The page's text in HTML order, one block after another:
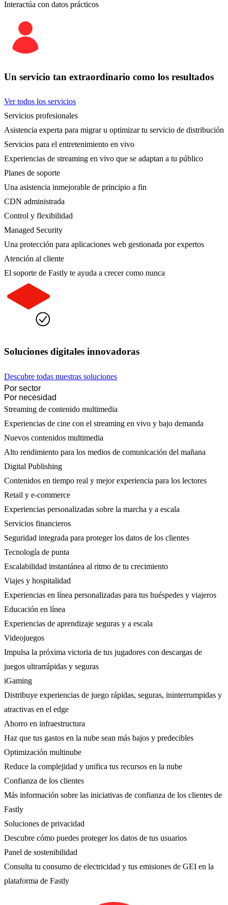
Interactúa con datos prácticos
Un servicio tan extraordinario como los resultados
Ver todos los servicios
Servicios profesionales
Asistencia experta para migrar u optimizar tu servicio de distribución
Servicios para el entretenimiento en vivo
Experiencias de streaming en vivo que se adaptan a tu público
Planes de soporte
Una asistencia inmejorable de principio a fin
CDN administrada
Control y flexibilidad
Managed Security
Una protección para aplicaciones web gestionada por expertos
Atención al cliente
El soporte de Fastly te ayuda a crecer como nunca
Soluciones digitales innovadoras
Descubre todas nuestras soluciones
Por sector
Por necesidad
Streaming de contenido multimedia
Experiencias de cine con el streaming en vivo y bajo demanda
Nuevos contenidos multimedia
Alto rendimiento para los medios de comunicación del mañana
Digital Publishing
Contenidos en tiempo real y mejor experiencia para los lectores
Retail y e-commerce
Experiencias personalizadas sobre la marcha y a escala
Servicios financieros
Seguridad integrada para proteger los datos de los clientes
Tecnología de punta
Escalabilidad instantánea al ritmo de tu crecimiento
Viajes y hospitalidad
Experiencias en línea personalizadas para tus huéspedes y viajeros
Educación en línea
Experiencias de aprendizaje seguras y a escala
Videojuegos
Impulsa la próxima victoria de tus jugadores con descargas de
juegos ultrarrápidas y seguras
iGaming
Distribuye experiencias de juego rápidas, seguras, ininterrumpidas y
atractivas en el edge
Ahorro en infraestructura
Haz que tus gastos en la nube sean más bajos y predecibles
Optimización multinube
Reduce la complejidad y unifica tus recursos en la nube
Confianza de los clientes
Más información sobre las iniciativas de confianza de los clientes de
Fastly
Soluciones de privacidad
Descubre cómo puedes proteger los datos de tus usuarios
Panel de sostenibilidad
Consulta tu consumo de electricidad y tus emisiones de GEI en la
plataforma de Fastly